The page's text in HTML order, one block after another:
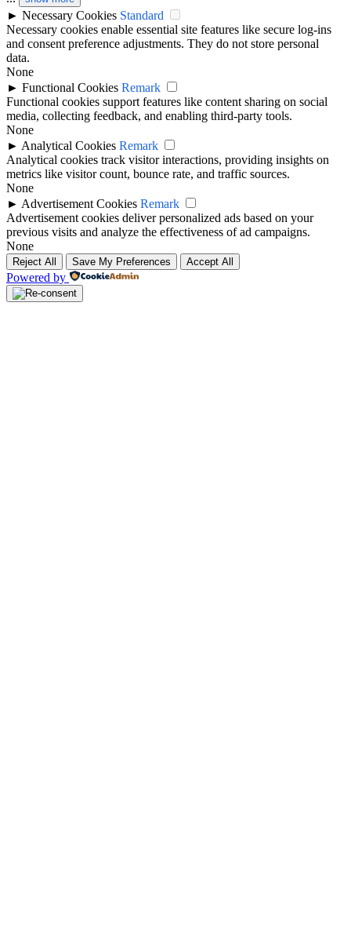
► Necessary Cookies Standard
Necessary cookies enable essential site features like secure log-ins
and consent preference adjustments. They do not store personal
data.
None
► Functional Cookies Remark
Functional cookies support features like content sharing on social
media, collecting feedback, and enabling third-party tools.
None
► Analytical Cookies Remark
Analytical cookies track visitor interactions, providing insights on
metrics like visitor count, bounce rate, and traffic sources.
None
► Advertisement Cookies Remark
Advertisement cookies deliver personalized ads based on your
previous visits and analyze the effectiveness of ad campaigns.
None
Reject All Save My Preferences Accept All
Powered by